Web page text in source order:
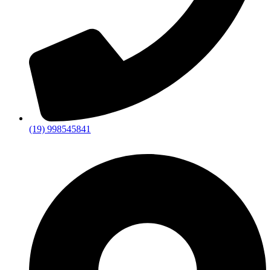
(19) 998545841